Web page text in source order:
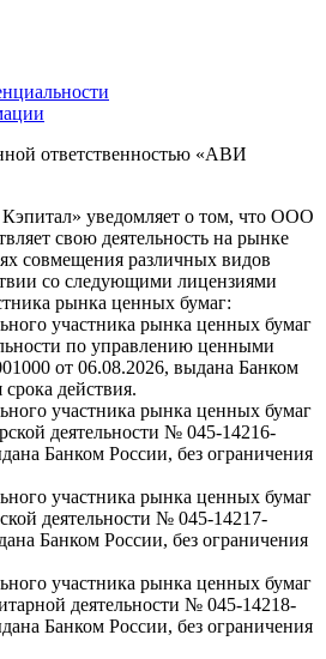
ответственностью «АВИ
уведомляет о том, что ООО
свою деятельность на рынке
совмещения различных видов
со следующими лицензиями
рынка ценных бумаг:
участника рынка ценных бумаг
по управлению ценными
от 06.08.2026, выдана Банком
действия.
участника рынка ценных бумаг
деятельности № 045-14216-
Банком России, без ограничения
участника рынка ценных бумаг
деятельности № 045-14217-
Банком России, без ограничения
участника рынка ценных бумаг
деятельности № 045-14218-
Банком России, без ограничения